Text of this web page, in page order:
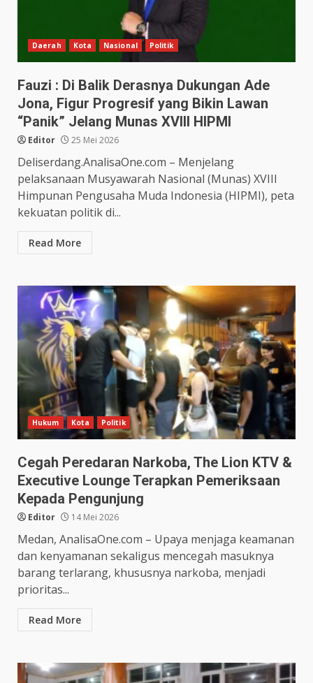
Daerah Kota Nasional Politik
Fauzi : Di Balik Derasnya Dukungan Ade
Jona, Figur Progresif yang Bikin Lawan
“Panik” Jelang Munas XVIII HIPMI
Editor 25 Mei 2026
Deliserdang.AnalisaOne.com – Menjelang
pelaksanaan Musyawarah Nasional (Munas) XVIII
Himpunan Pengusaha Muda Indonesia (HIPMI), peta
kekuatan politik di...
Read More
Hukum Kota Politik
Cegah Peredaran Narkoba, The Lion KTV &
Executive Lounge Terapkan Pemeriksaan
Kepada Pengunjung
Editor 14 Mei 2026
Medan, AnalisaOne.com – Upaya menjaga keamanan
dan kenyamanan sekaligus mencegah masuknya
barang terlarang, khususnya narkoba, menjadi
prioritas...
Read More